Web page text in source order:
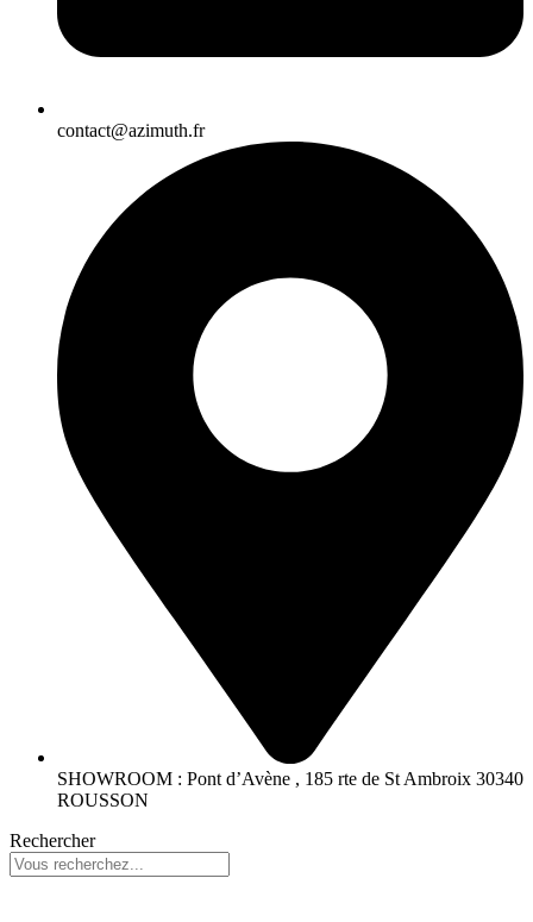
contact@azimuth.fr
SHOWROOM : Pont d’Avène , 185 rte de St Ambroix 30340
ROUSSON
Rechercher